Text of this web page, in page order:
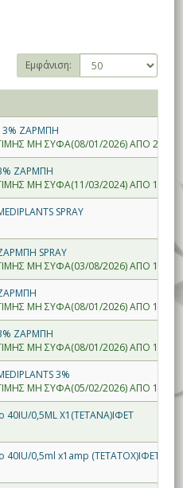
Εμφάνιση:
3% ΖΑΡΜΠΗ
ΜΗ ΣΥΦΑ(08/01/2026) ΑΠΟ 2.80--
ΖΑΡΜΠΗ
ΜΗ ΣΥΦΑ(11/03/2024) ΑΠΟ 1.46--
SPRAY
SPRAY
ΜΗ ΣΥΦΑ(03/08/2026) ΑΠΟ 1.55--
ΜΗ ΣΥΦΑ(08/01/2026) ΑΠΟ 1.58--
ΖΑΡΜΠΗ
ΜΗ ΣΥΦΑ(08/01/2026) ΑΠΟ 1.77--
3%
ΜΗ ΣΥΦΑ(05/02/2026) ΑΠΟ 1.98--
40IU/0,5ML X1(TETANA)ΙΦΕΤ
40IU/0,5ml x1amp (TETATOX)ΙΦΕΤ